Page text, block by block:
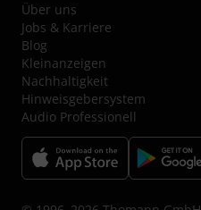
Über uns
Jobs & Karriere
Blog
Kleinanzeigen
Nachhaltigkeit
Hinweisgebersystem
Audio Professionell